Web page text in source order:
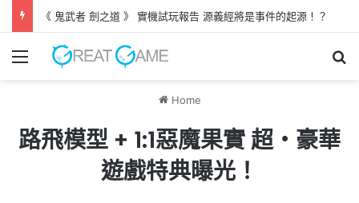
《 鬼武者 劍之道 》 實機試玩報告 源義經將是事件的起源！？
Menu
Home
路飛模型 + 1:1惡魔果實 超‧豪華
遊戲特典曝光！